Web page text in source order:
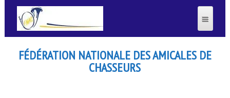
FÉDÉRATION NATIONALE DES AMICALES DE
CHASSEURS